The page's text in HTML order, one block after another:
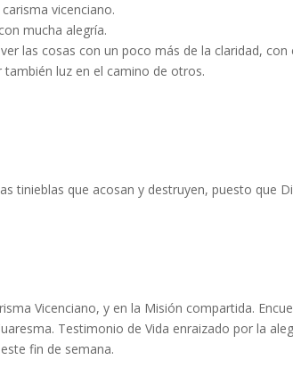
vicenciano.
mucha alegría.
las cosas con un poco más de la claridad, con
luz en el camino de otros.
tinieblas que acosan y destruyen, puesto que
Vicenciano, y en la Misión compartida.
Testimonio de Vida enraizado por la
fin de semana.